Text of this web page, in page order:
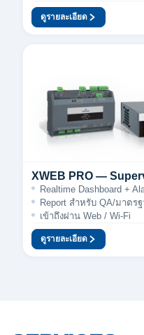
ดูรายละเอียด
XWEB PRO —
Realtime Dashboard +
Report สำหรับ QA/มาตร
เข้าถึงผ่าน Web / Wi-Fi
ดูรายละเอียด